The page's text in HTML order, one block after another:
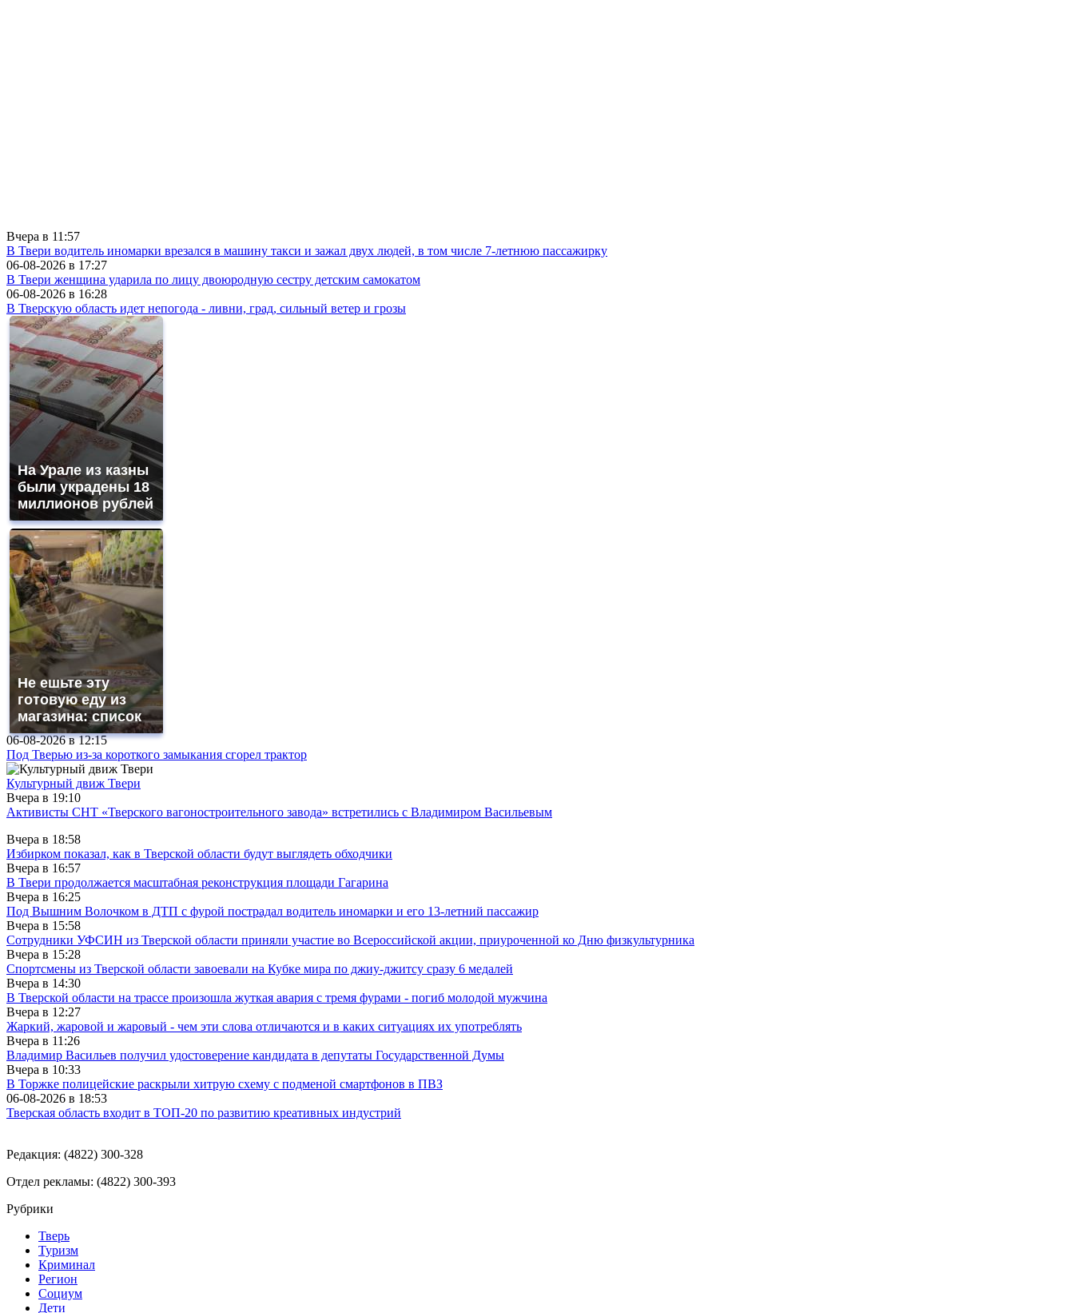
Вчера в 11:57
В Твери водитель иномарки врезался в машину такси и зажал двух людей, в том числе 7-летнюю пассажирку
06-08-2026 в 17:27
В Твери женщина ударила по лицу двоюродную сестру детским самокатом
06-08-2026 в 16:28
В Тверскую область идет непогода - ливни, град, сильный ветер и грозы
На Урале из казны
были украдены 18
миллионов рублей
Не ешьте эту
готовую еду из
магазина: список
06-08-2026 в12:15
Под Тверью из-за короткого замыкания сгорел трактор
Культурный движ Твери
Вчера в 19:10
Активисты СНТ «Тверского вагоностроительного завода» встретились с Владимиром Васильевым
Вчера в 18:58
Избирком показал, как в Тверской области будут выглядеть обходчики
Вчера в 16:57
В Твери продолжается масштабная реконструкция площади Гагарина
Вчера в 16:25
Под Вышним Волочком в ДТП с фурой пострадал водитель иномарки и его 13-летний пассажир
Вчера в 15:58
Сотрудники УФСИН из Тверской области приняли участие во Всероссийской акции, приуроченной ко Дню физкультурника
Вчера в 15:28
Спортсмены из Тверской области завоевали на Кубке мира по джиу-джитсу сразу 6 медалей
Вчера в 14:30
В Тверской области на трассе произошла жуткая авария с тремя фурами - погиб молодой мужчина
Вчера в 12:27
Жаркий, жаровой и жаровый - чем эти слова отличаются и в каких ситуациях их употреблять
Вчера в 11:26
Владимир Васильев получил удостоверение кандидата в депутаты Государственной Думы
Вчера в 10:33
В Торжке полицейские раскрыли хитрую схему с подменой смартфонов в ПВЗ
06-08-2026 в 18:53
Тверская область входит в ТОП-20 по развитию креативных индустрий
Редакция: (4822) 300-328
Отдел рекламы: (4822) 300-393
Рубрики
Тверь
Туризм
Криминал
Регион
Социум
Дети